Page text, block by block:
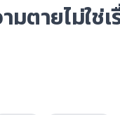
ตายไม่ใช่เ